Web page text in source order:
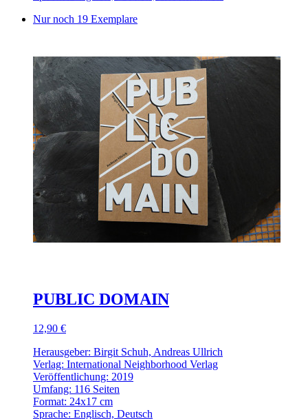
Nur noch 19 Exemplare
PUBLIC DOMAIN
12,90 €
Herausgeber: Birgit Schuh, Andreas Ullrich
Verlag: International Neighborhood Verlag
Veröffentlichung: 2019
Umfang: 116 Seiten
Format: 24x17 cm
Sprache: Englisch, Deutsch